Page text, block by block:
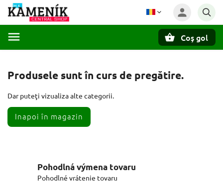
Coş gol
Produsele sunt în curs de pregătire.
Dar puteţi vizualiza alte categorii.
Inapoi în magazin
Pohodlná výmena tovaru
Pohodlné vrátenie tovaru